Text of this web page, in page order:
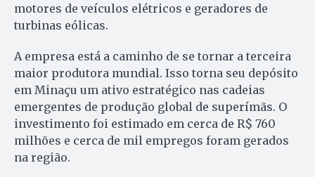
motores de veículos elétricos e geradores de
turbinas eólicas.
A empresa está a caminho de se tornar a terceira
maior produtora mundial. Isso torna seu depósito
em Minaçu um ativo estratégico nas cadeias
emergentes de produção global de superímãs. O
investimento foi estimado em cerca de R$ 760
milhões e cerca de mil empregos foram gerados
na região.